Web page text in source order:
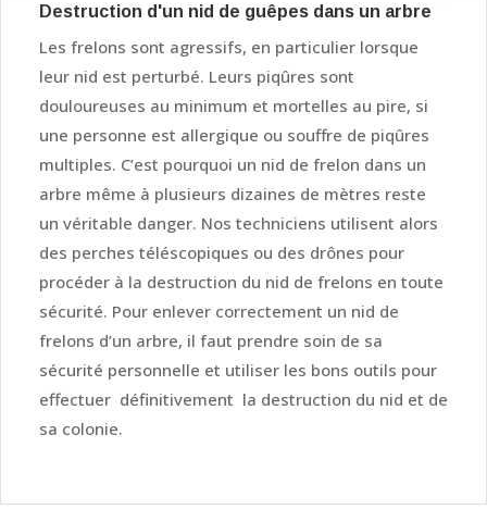
Destruction d'un nid de guêpes dans un arbre
Les frelons sont agressifs, en particulier lorsque
leur nid est perturbé. Leurs piqûres sont
douloureuses au minimum et mortelles au pire, si
une personne est allergique ou souffre de piqûres
multiples. C’est pourquoi un nid de frelon dans un
arbre même à plusieurs dizaines de mètres reste
un véritable danger. Nos techniciens utilisent alors
des perches téléscopiques ou des drônes pour
procéder à la destruction du nid de frelons en toute
sécurité. Pour enlever correctement un nid de
frelons d’un arbre, il faut prendre soin de sa
sécurité personnelle et utiliser les bons outils pour
effectuer définitivement la destruction du nid et de
sa colonie.